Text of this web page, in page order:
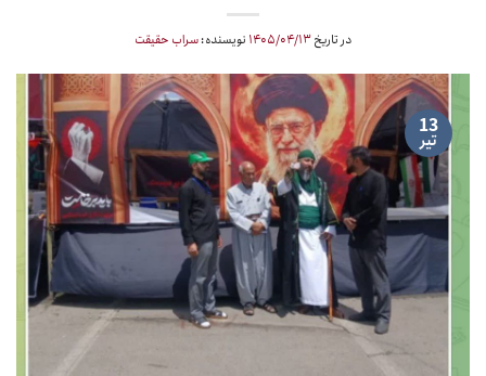
در تاریخ۱۴۰۵/۰۴/۱۳ نویسنده:سراب حقیقت
13
تیر